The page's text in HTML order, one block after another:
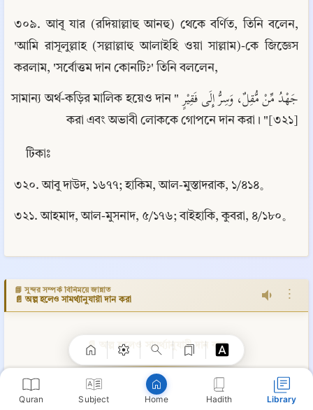
Quran Subject Home Hadith Library
৩০৯. আবূ যার (রদিয়াল্লাহু আনহু) থেকে বর্ণিত, তিনি বলেন,
'আমি রাসূলুল্লাহ (সল্লাল্লাহু আলাইহি ওয়া সাল্লাম)-কে জিজ্ঞেস
করলাম, 'সর্বোত্তম দান কোনটি?' তিনি বললেন,
جَهْدُ مِّنْ مُّقِلٌ، وَسِرُّ إِلَى فَقِيْرٍ "সামান্য অর্থ-কড়ির মালিক হয়েও দান
করা এবং অভাবী লোককে গোপনে দান করা। "[৩২১]
টিকাঃ
৩২০. আবু দাউদ, ১৬৭৭; হাকিম, আল-মুস্তাদরাক, ১/৪১৪。
৩২১. আহমাদ, আল-মুসনাদ, ৫/১৭৬; বাইহাকি, কুবরা, ৪/১৮০。
📘 সুন্দর সম্পর্ক বিনিময়ে জান্নাত
📄 অল্প হলেও সামর্থ্যানুযায়ী দান করা ⋮
📄 অল্প হলেও সামর্থ্যানুযায়ী দান করা
৩ ১০. উম্মু বুজাইদ (রদিয়াল্লাহু আনহা) রাসূলুল্লাহ (সল্লাল্লাহু